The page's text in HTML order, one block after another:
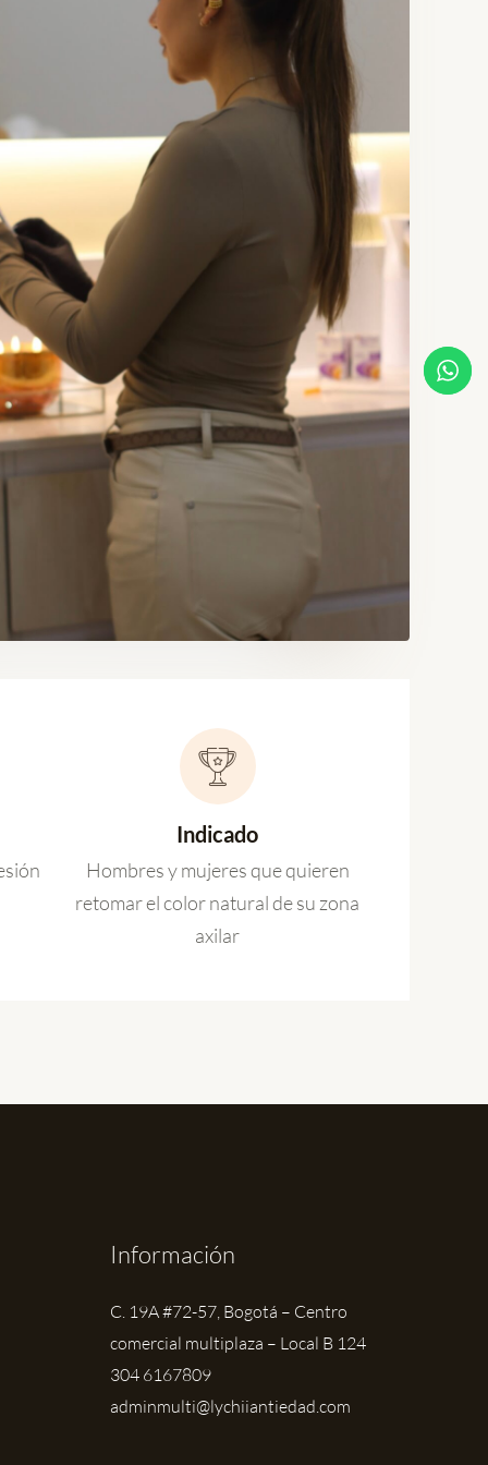
Indicado
Hombres y mujeres que quieren
retomar el color natural de su zona
axilar
Información
C. 19A #72-57, Bogotá – Centro
comercial multiplaza – Local B 124
304 6167809
adminmulti@lychiiantiedad.com